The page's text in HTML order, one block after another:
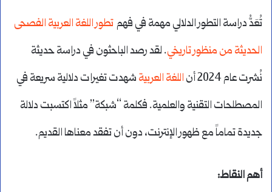
تُعَدُّ دراسة التطور الدلالي مهمة في فهم تطور اللغة العربية الفصحى
الحديثة من منظور تاريخي. لقد رصد الباحثون في دراسة حديثة
نُشرت عام 2024 أن
اللغة العربية شهدت تغيرات دلالية سريعة في
المصطلحات التقنية والعلمية. فكلمة “شبكة” مثلاً اكتسبت دلالة
جديدة تماماً مع ظهور الإنترنت، دون أن تفقد معناها القديم.
أهم النقاط: